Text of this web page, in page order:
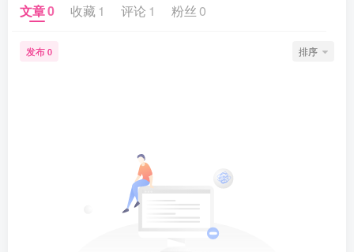
文章0 收藏 1 评论 1 粉丝 0
发布 0 排序